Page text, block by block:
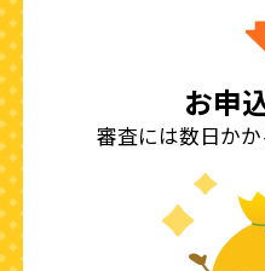
お申
審査には数日か